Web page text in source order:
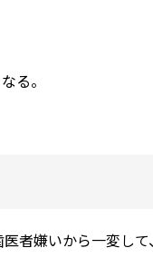
る。
者嫌いから一変し